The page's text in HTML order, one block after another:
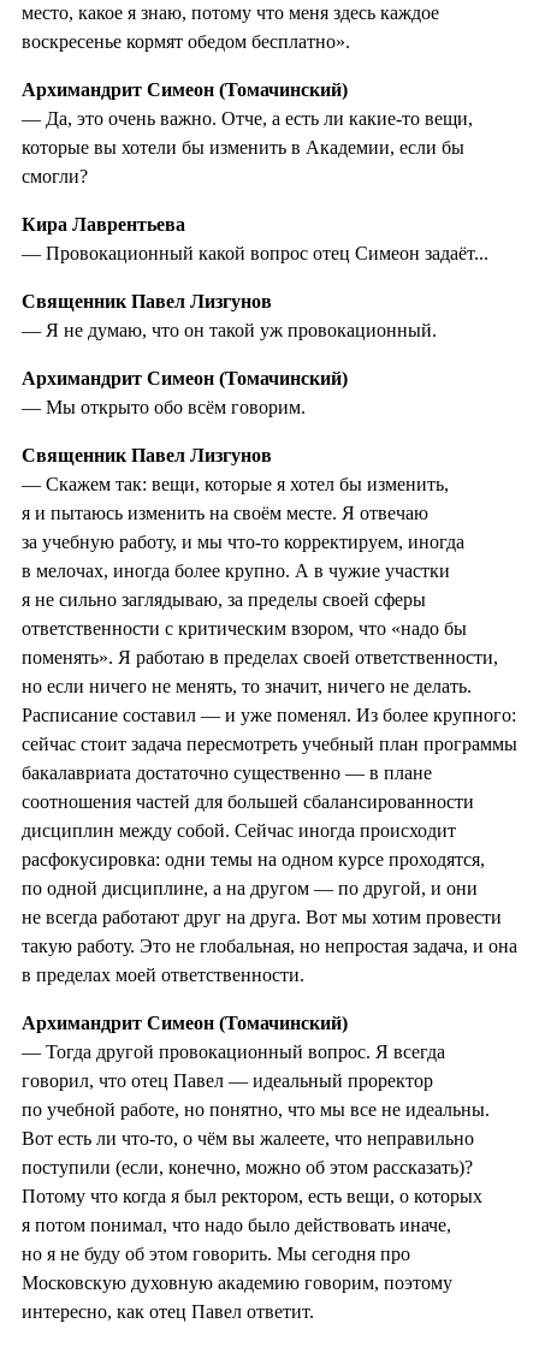
место, какое я знаю, потому что меня здесь каждое
воскресенье кормят обедом бесплатно».
Архимандрит Симеон (Томачинский)
— Да, это очень важно. Отче, а есть ли какие-то вещи,
которые вы хотели бы изменить в Академии, если бы
смогли?
Кира Лаврентьева
— Провокационный какой вопрос отец Симеон задаёт...
Священник Павел Лизгунов
— Я не думаю, что он такой уж провокационный.
Архимандрит Симеон (Томачинский)
— Мы открыто обо всём говорим.
Священник Павел Лизгунов
— Скажем так: вещи, которые я хотел бы изменить,
я и пытаюсь изменить на своём месте. Я отвечаю
за учебную работу, и мы что-то корректируем, иногда
в мелочах, иногда более крупно. А в чужие участки
я не сильно заглядываю, за пределы своей сферы
ответственности с критическим взором, что «надо бы
поменять». Я работаю в пределах своей ответственности,
но если ничего не менять, то значит, ничего не делать.
Расписание составил — и уже поменял. Из более крупного:
сейчас стоит задача пересмотреть учебный план программы
бакалавриата достаточно существенно — в плане
соотношения частей для большей сбалансированности
дисциплин между собой. Сейчас иногда происходит
расфокусировка: одни темы на одном курсе проходятся,
по одной дисциплине, а на другом — по другой, и они
не всегда работают друг на друга. Вот мы хотим провести
такую работу. Это не глобальная, но непростая задача, и она
в пределах моей ответственности.
Архимандрит Симеон (Томачинский)
— Тогда другой провокационный вопрос. Я всегда
говорил, что отец Павел — идеальный проректор
по учебной работе, но понятно, что мы все не идеальны.
Вот есть ли что-то, о чём вы жалеете, что неправильно
поступили (если, конечно, можно об этом рассказать)?
Потому что когда я был ректором, есть вещи, о которых
я потом понимал, что надо было действовать иначе,
но я не буду об этом говорить. Мы сегодня про
Московскую духовную академию говорим, поэтому
интересно, как отец Павел ответит.